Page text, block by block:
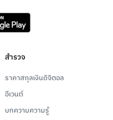
สำรวจ
ราคาสกุลเงินดิจิตอล
อีเวนต์
บทความความรู้